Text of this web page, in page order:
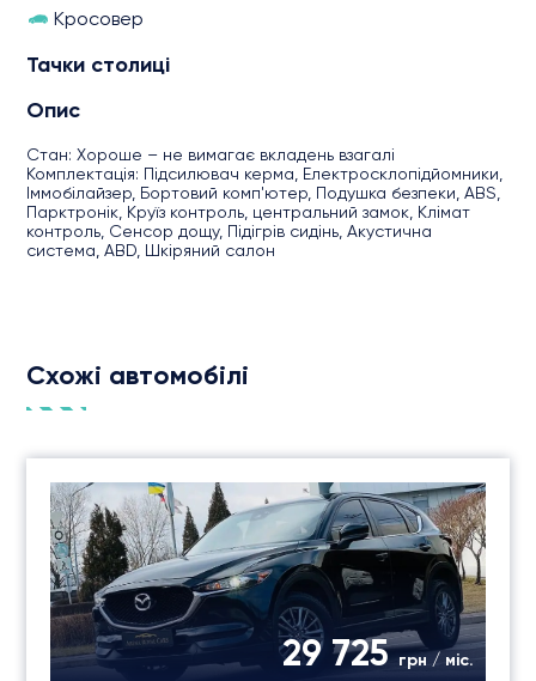
Кросовер
Тачки столиці
Опис
Стан: Хороше – не вимагає вкладень взагалі
Комплектація: Підсилювач керма, Електросклопідйомники,
Іммобілайзер, Бортовий комп'ютер, Подушка безпеки, ABS,
Парктронік, Круїз контроль, центральний замок, Клімат
контроль, Сенсор дощу, Підігрів сидінь, Акустична
система, ABD, Шкіряний салон
Схожі автомобілі
29 725грн / міс.